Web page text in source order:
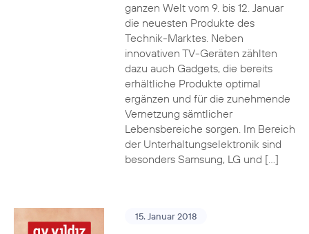
ganzen Welt vom 9. bis 12. Januar
die neuesten Produkte des
Technik-Marktes. Neben
innovativen TV-Geräten zählten
dazu auch Gadgets, die bereits
erhältliche Produkte optimal
ergänzen und für die zunehmende
Vernetzung sämtlicher
Lebensbereiche sorgen. Im Bereich
der Unterhaltungselektronik sind
besonders Samsung, LG und […]
15. Januar 2018